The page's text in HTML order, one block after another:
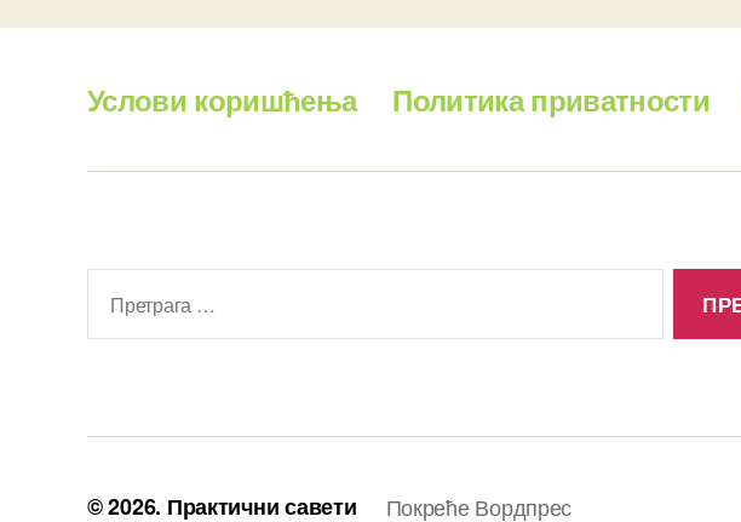
Услови коришћења Политика приватности
© 2026. Практични савети Покреће Вордпрес